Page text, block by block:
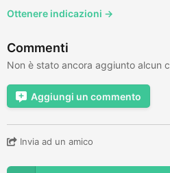
Ottenere indicazioni →
Commenti
Non è stato ancora aggiunto alcun
Aggiungi un commento
Invia ad un amico